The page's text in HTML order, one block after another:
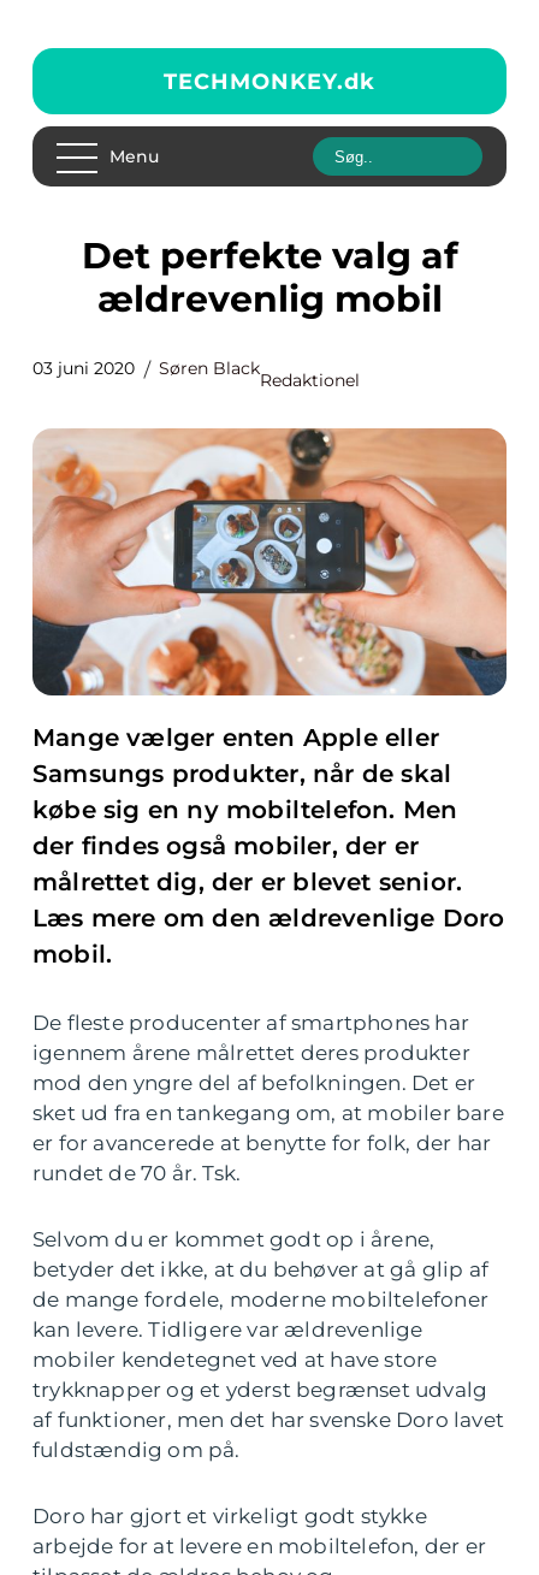
TECHMONKEY.dk
Menu
Det perfekte valg af
ældrevenlig mobil
03 juni 2020 Søren Black
Redaktionel
Mange vælger enten Apple eller
Samsungs produkter, når de skal
købe sig en ny mobiltelefon. Men
der findes også mobiler, der er
målrettet dig, der er blevet senior.
Læs mere om den ældrevenlige Doro
mobil.
De fleste producenter af smartphones har
igennem årene målrettet deres produkter
mod den yngre del af befolkningen. Det er
sket ud fra en tankegang om, at mobiler bare
er for avancerede at benytte for folk, der har
rundet de 70 år. Tsk.
Selvom du er kommet godt op i årene,
betyder det ikke, at du behøver at gå glip af
de mange fordele, moderne mobiltelefoner
kan levere. Tidligere var ældrevenlige
mobiler kendetegnet ved at have store
trykknapper og et yderst begrænset udvalg
af funktioner, men det har svenske Doro lavet
fuldstændig om på.
Doro har gjort et virkeligt godt stykke
arbejde for at levere en mobiltelefon, der er